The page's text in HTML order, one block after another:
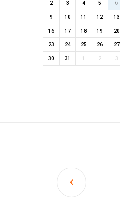
2 3 4 5 6
9 10 11 12 13
16 17 18 19 20
23 24 25 26 27
30 31 2 3